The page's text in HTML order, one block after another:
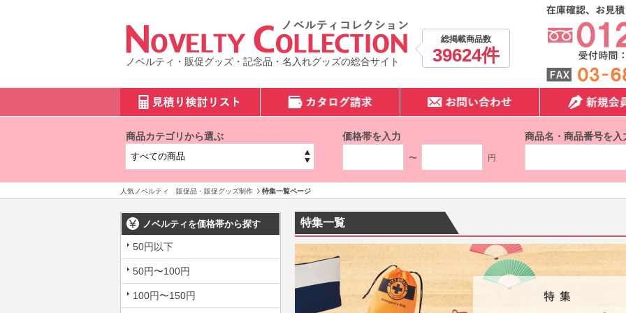
ノベルティ・販促グッズ・記念品・名入れグッズの総合サイト
総掲載商品数
39624件
商品カテゴリから選ぶ 価格帯を入力
〜 円
商品名・商品番号を入
人気ノベルティ 販促品・販促グッズ制作 特集一覧ページ
ノベルティを価格帯から探す
50円以下
50円〜100円
100円〜150円
特集一覧